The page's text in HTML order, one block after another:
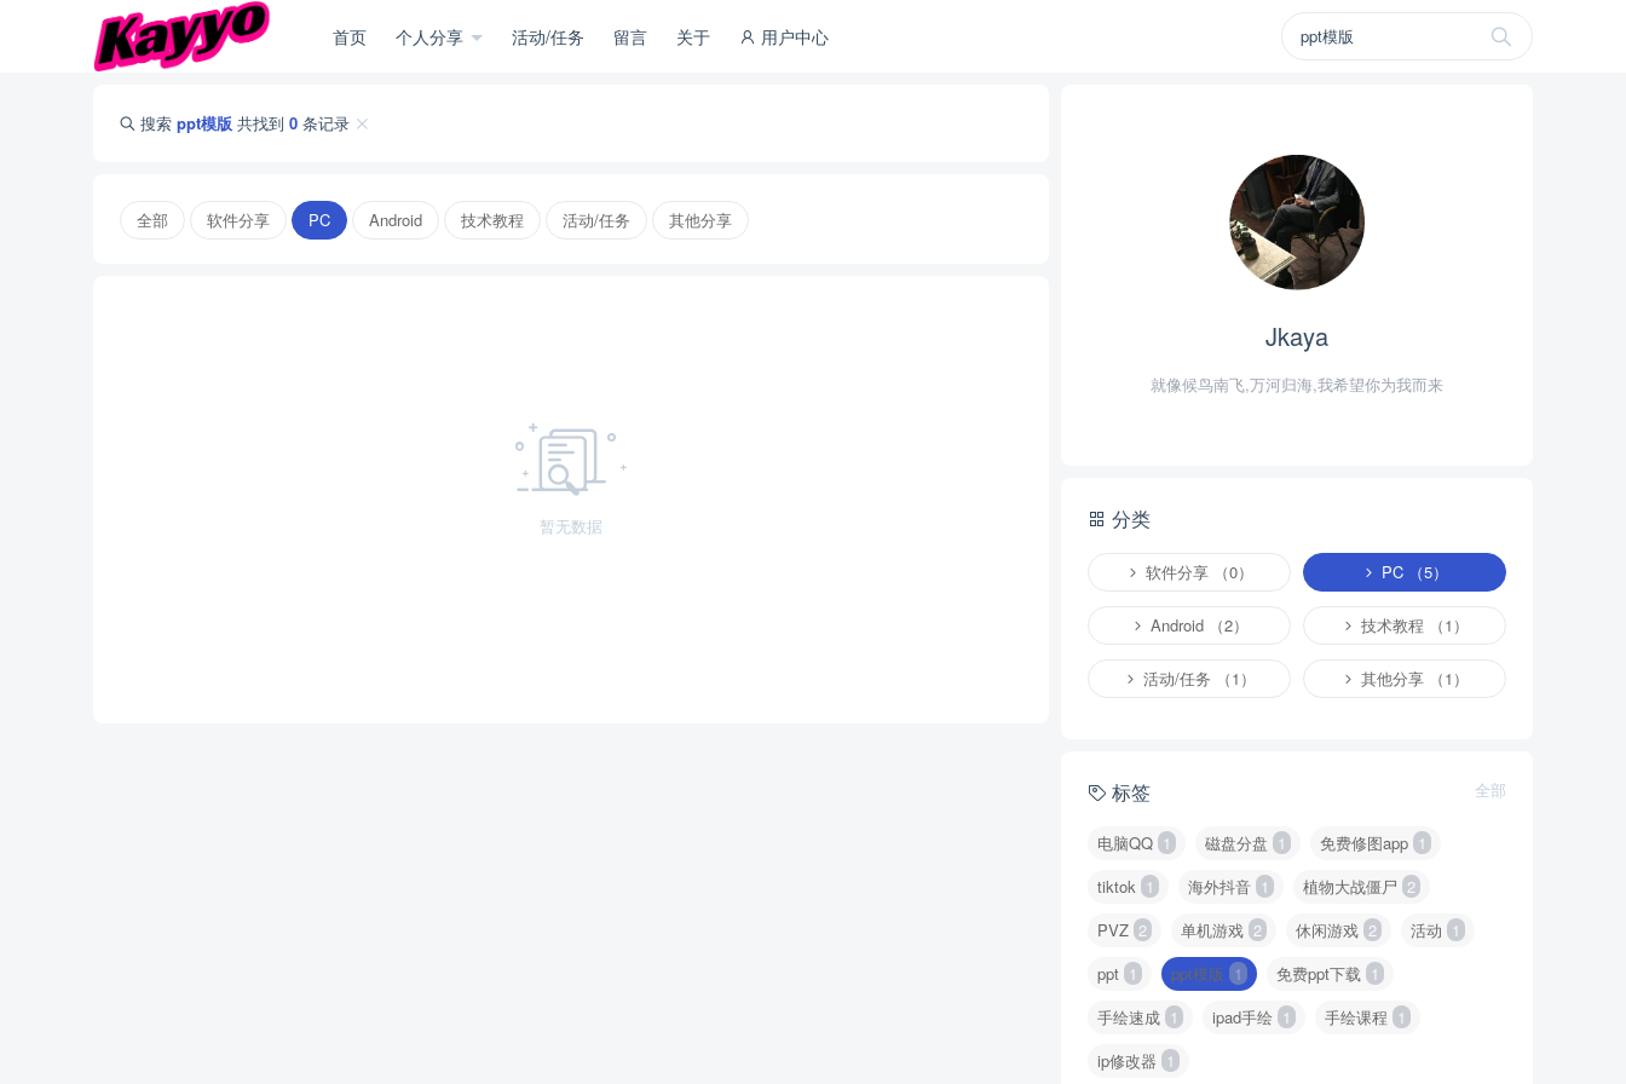
首页 个人分享 活动/任务 留言 关于 用户中心
搜索 ppt模版 共找到 0 条记录
全部 软件分享 PC Android 技术教程 活动/任务 其他分享
暂无数据
Jkaya
就像候鸟南飞,万河归海,我希望你为我而来
分类
软件分享 （0） PC （5）
Android （2） 技术教程 （1）
活动/任务 （1） 其他分享 （1）
标签 全部
电脑QQ 1 磁盘分盘 1 免费修图app 1
tiktok 1 海外抖音 1 植物大战僵尸 2
PVZ 2 单机游戏 2 休闲游戏 2 活动 1
ppt 1 ppt模版 1 免费ppt下载 1
手绘速成 1 ipad手绘 1 手绘课程 1
ip修改器 1